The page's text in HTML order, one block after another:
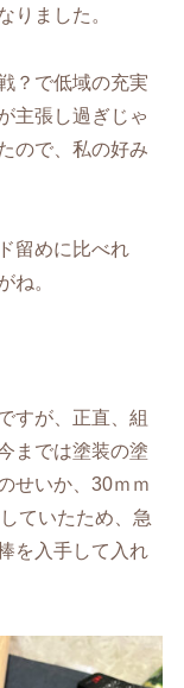
りました。
？で低域の充実
主張し過ぎじゃ
ので、私の好み
留めに比べれ
ね。
すが、正直、組
までは塗装の塗
せいか、30ｍｍ
ていたため、急
を入手して入れ